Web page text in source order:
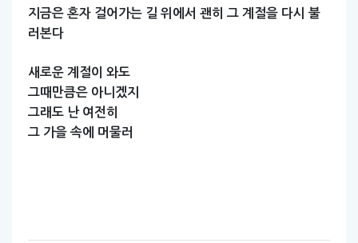
지금은 혼자 걸어가는 길 위에서 괜히 그 계절을 다시
불
러본다
새로운 계절이
와도
그때만큼은 아니겠지
그래도 난 여전히
그 가을 속에 머물러